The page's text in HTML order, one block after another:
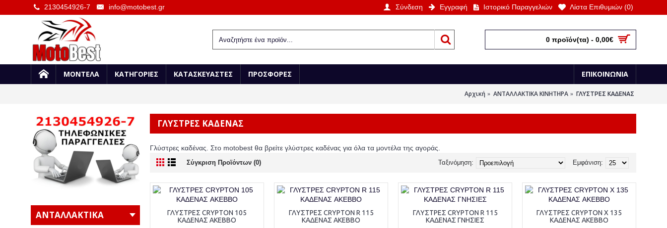
2130454926-7 info@motobest.gr Σύνδεση Εγγραφή Ιστορικό Παραγγελιών Λίστα Επιθυμιών (0)
0 προϊόν(τα) - 0,00€
ΜΟΝΤΕΛΑ ΚΑΤΗΓΟΡΙΕΣ ΚΑΤΑΣΚΕΥΑΣΤΕΣ ΠΡΟΣΦΟΡΕΣ ΕΠΙΚΟΙΝΩΝΙΑ
Αρχική ΑΝΤΑΛΛΑΚΤΙΚΑ ΚΙΝΗΤΗΡΑ ΓΛΥΣΤΡΕΣ ΚΑΔΕΝΑΣ
ΑΝΤΑΛΛΑΚΤΙΚΑ
ΓΛΥΣΤΡΕΣ ΚΑΔΕΝΑΣ
Γλύστρες καδένας. Στο motobest θα βρείτε γλύστρες καδένας για όλα τα μοντέλα της αγοράς.
Σύγκριση Προϊόντων (0) Εμφάνιση:
Ταξινόμηση:
ΓΛΥΣΤΡΕΣ CRYPTON 105
ΚΑΔΕΝΑΣ AKEBBO
ΓΛΥΣΤΡΕΣ CRYPTON R 115
ΚΑΔΕΝΑΣ AKEBBO
ΓΛΥΣΤΡΕΣ CRYPTON R 115
ΚΑΔΕΝΑΣ ΓΝΗΣΙΕΣ
ΓΛΥΣΤΡΕΣ CRYPTON X 135
ΚΑΔΕΝΑΣ AKEBBO